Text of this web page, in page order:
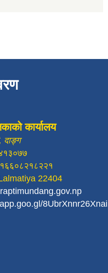
कार्यालय
दाङ्ग
१६६०८२१८२२१
22404